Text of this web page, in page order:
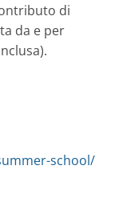
di
da e per
school/